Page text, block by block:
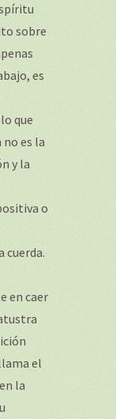
sobre
es
que
es la
y la
o
cuerda.
en caer
el
la